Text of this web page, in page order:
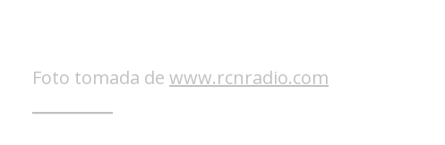
Foto tomada de www.rcnradio.com